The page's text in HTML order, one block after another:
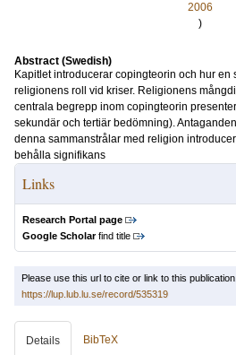
2006
)
Abstract (Swedish)
Kapitlet introducerar copingteorin och hur en
religionens roll vid kriser. Religionens
centrala begrepp inom copingteorin
sekundär och tertiär bedömning).
denna sammanstrålar med religion
behålla signifikans
Links
Research Portal page
Google Scholarfind title
Please use this url to cite or link to this publication:
https://lup.lub.lu.se/record/535319
Details BibTeX